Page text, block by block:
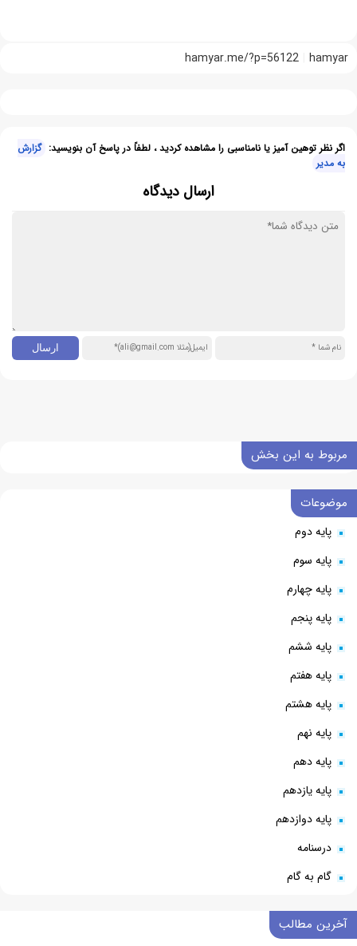
hamyar
hamyar.me/?p=56122
اگر نظر توهین آمیز یا نامناسبی را مشاهده کردید ، لطفاً در پاسخ آن بنویسید: گزارش
به مدیر
ارسال دیدگاه
مربوط به این بخش
موضوعات
پایه دوم
پایه سوم
پایه چهارم
پایه پنجم
پایه ششم
پایه هفتم
پایه هشتم
پایه نهم
پایه دهم
پایه یازدهم
پایه دوازدهم
درسنامه
گام به گام
آخرین مطالب